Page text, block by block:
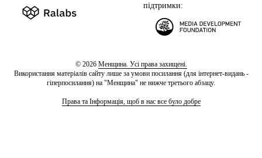
підтримки:
© 2026 Менщина. Усі права захищені.
Використання матеріалів сайту лише за умови посилання (для інтернет-видань -
гіперпосилання) на "Менщина" не нижче третього абзацу.
Права та Інформація, щоб в нас все було добре